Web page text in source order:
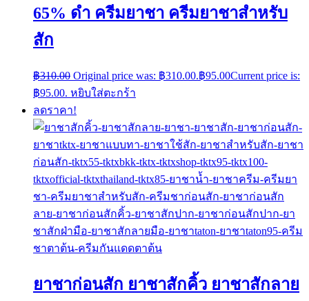
65% ดำ ครีมยาชา ครีมยาชาสำหรับ
สัก
฿310.00 Original price was: ฿310.00.฿95.00Current price is:
฿95.00. หยิบใส่ตะกร้า
ลดราคา!
ยาชาก่อนสัก ยาชาสักคิ้ว ยาชาสักลาย